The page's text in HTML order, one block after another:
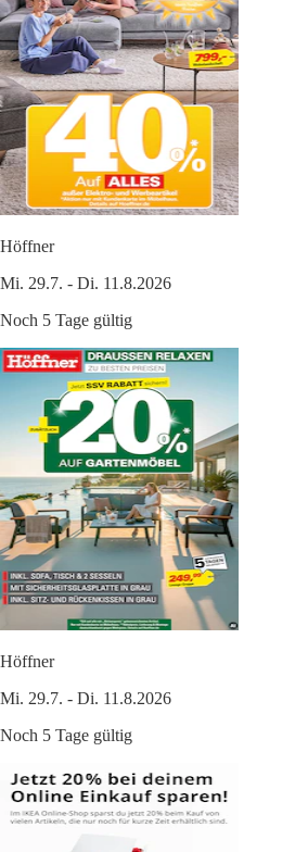
Höffner
Mi. 29.7. - Di. 11.8.2026
Noch 5 Tage gültig
Höffner
Mi. 29.7. - Di. 11.8.2026
Noch 5 Tage gültig